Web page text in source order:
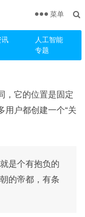
讯
人工智能
专题
菜单
，它的位置是固定
用户都创建一个“关
是个有抱负的
的帝都，有条